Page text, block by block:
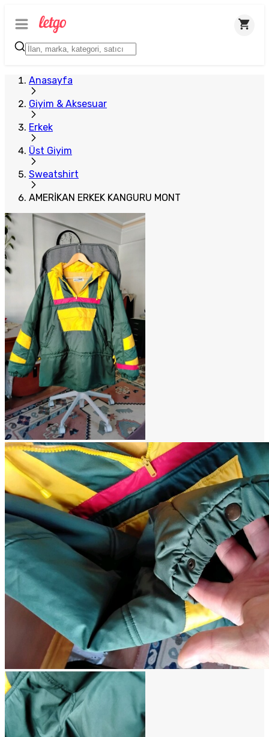
Anasayfa
Giyim & Aksesuar
Erkek
Üst Giyim
Sweatshirt
AMERİKAN ERKEK KANGURU MONT
Plus Satıcı